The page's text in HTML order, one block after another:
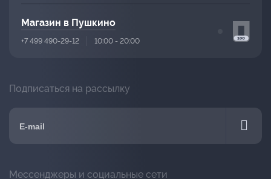
Магазин в Пушкино
+7 499 490-29-12 10:00 - 20:00
Подписаться на рассылку
Мессенджеры и социальные сети